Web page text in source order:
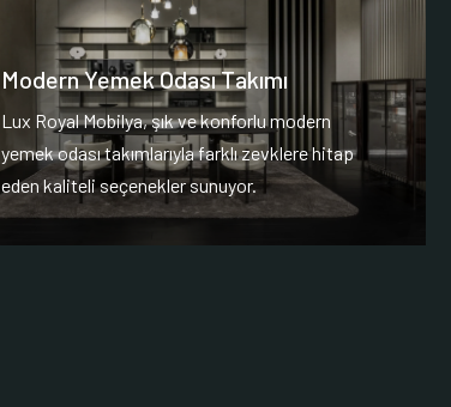
Modern Yemek Odası Takımı
Lux Royal Mobilya, şık ve konforlu modern
yemek odası takımlarıyla farklı zevklere hitap
eden kaliteli seçenekler sunuyor.